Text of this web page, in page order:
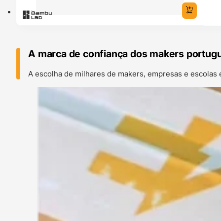
A marca de confiança dos makers
A escolha de milhares de makers, empresas e escolas